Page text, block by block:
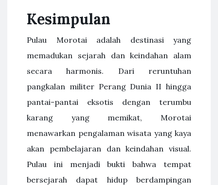
Kesimpulan
Pulau Morotai adalah destinasi yang
memadukan sejarah dan keindahan alam
secara harmonis. Dari reruntuhan
pangkalan militer Perang Dunia II hingga
pantai-pantai eksotis dengan terumbu
karang yang memikat, Morotai
menawarkan pengalaman wisata yang kaya
akan pembelajaran dan keindahan visual.
Pulau ini menjadi bukti bahwa tempat
bersejarah dapat hidup berdampingan